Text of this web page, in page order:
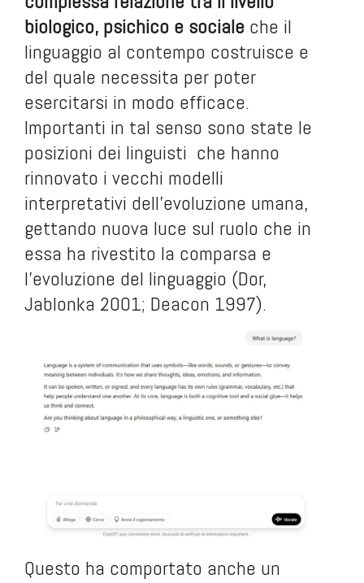
biologico, psichico e sociale che il
linguaggio al contempo costruisce e
del quale necessita per poter
esercitarsi in modo efficace.
Importanti in tal senso sono state le
posizioni dei linguisti che hanno
rinnovato i vecchi modelli
interpretativi dell'evoluzione umana,
gettando nuova luce sul ruolo che in
essa ha rivestito la comparsa e
l'evoluzione del linguaggio (Dor,
Jablonka 2001; Deacon 1997).
Questo ha comportato anche un